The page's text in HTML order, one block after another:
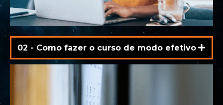
02 - Como fazer o curso de modo efetivo